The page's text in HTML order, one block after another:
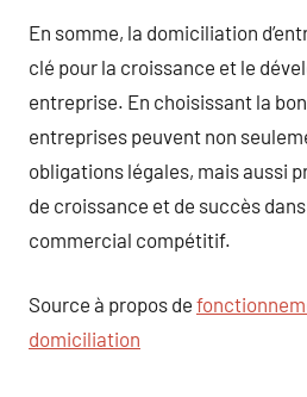
En somme, la domiciliation
clé pour la croissance et le
entreprise. En choisissant la
entreprises peuvent non
obligations légales, mais aussi
de croissance et de succès
commercial compétitif.
Source à propos de
domiciliation